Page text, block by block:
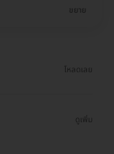
ขยาย
โหลดเลย
ดูเพิ่ม